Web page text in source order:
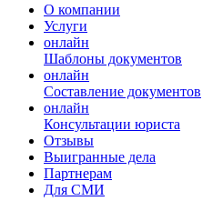
О компании
Услуги
онлайн
Шаблоны документов
онлайн
Составление документов
онлайн
Консультации юриста
Отзывы
Выигранные дела
Партнерам
Для СМИ